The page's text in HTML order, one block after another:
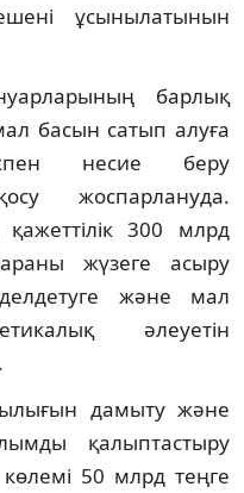
ұсынылатынын
барлық
басын сатып алуға
несие беру
жоспарлануда.
300 млрд
жүзеге асыру
және мал
әлеуетін
дамыту және
қалыптастыру
50 млрд теңге